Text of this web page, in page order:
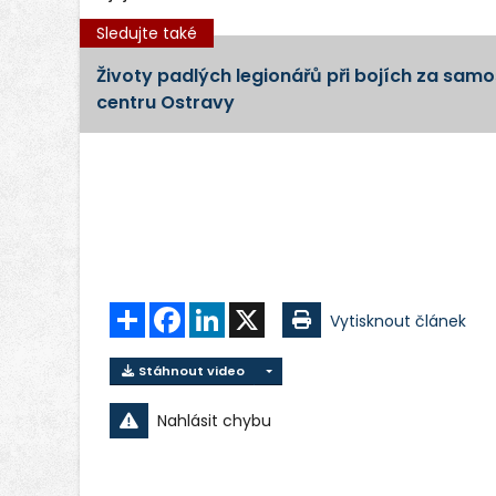
Sledujte také
Životy padlých legionářů při bojích za
centru Ostravy
Sdílet FacebookLinkedIn Vytisknout článek
Stáhnout video
Nahlásit chybu